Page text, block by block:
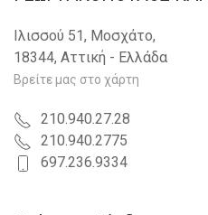
VW -
FIAT -
Ιλισσού 51, Μοσχάτο,
18344, Αττική - Ελλάδα
Βρείτε μας στο χάρτη
210.940.27.28
210.940.2775
697.236.9334